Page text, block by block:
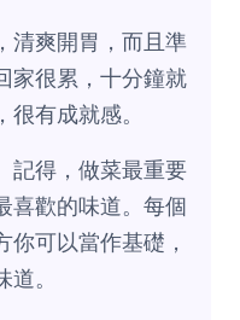
清爽開胃，而且準
家很累，十分鐘就
有成就感。
記得，做菜最重要
喜歡的味道。每個
你可以當作基礎，
。